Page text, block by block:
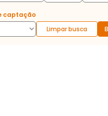
captação
Limpar busca